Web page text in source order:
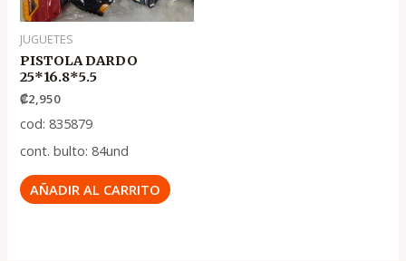
JUGUETES
PISTOLA DARDO
25*16.8*5.5
₡2,950
cod: 835879
cont. bulto: 84und
AÑADIR AL CARRITO